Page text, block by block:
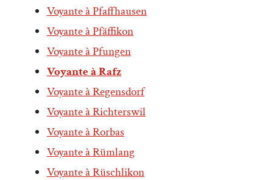
Voyante à Pfaffhausen
Voyante à Pfäffikon
Voyante à Pfungen
Voyante à Rafz
Voyante à Regensdorf
Voyante à Richterswil
Voyante à Rorbas
Voyante à Rümlang
Voyante à Rüschlikon